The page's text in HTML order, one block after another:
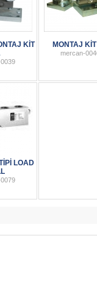
KİT
MONTAJ
mercan-
LOAD